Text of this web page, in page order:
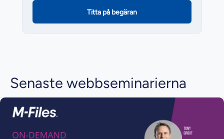
Titta på begäran
Senaste webbseminarierna